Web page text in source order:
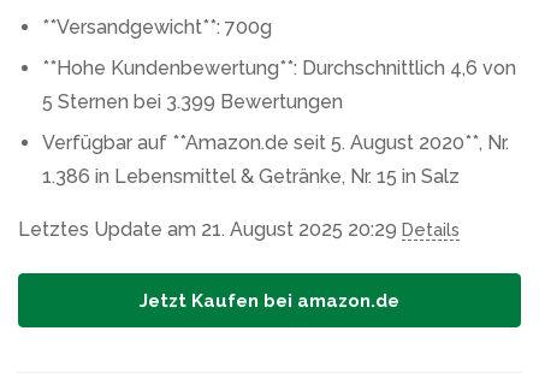
**Versandgewicht**: 700g
**Hohe Kundenbewertung**: Durchschnittlich 4,6 von
5 Sternen bei 3.399 Bewertungen
Verfügbar auf **Amazon.de seit 5. August 2020**, Nr.
1.386 in Lebensmittel & Getränke, Nr. 15 in Salz
Letztes Update am 21. August 2025 20:29 Details
Jetzt Kaufen bei amazon.de